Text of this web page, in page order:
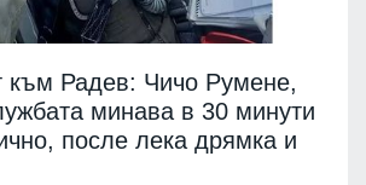
към Радев: Чичо Румене,
минава в 30 минути
после лека дрямка и